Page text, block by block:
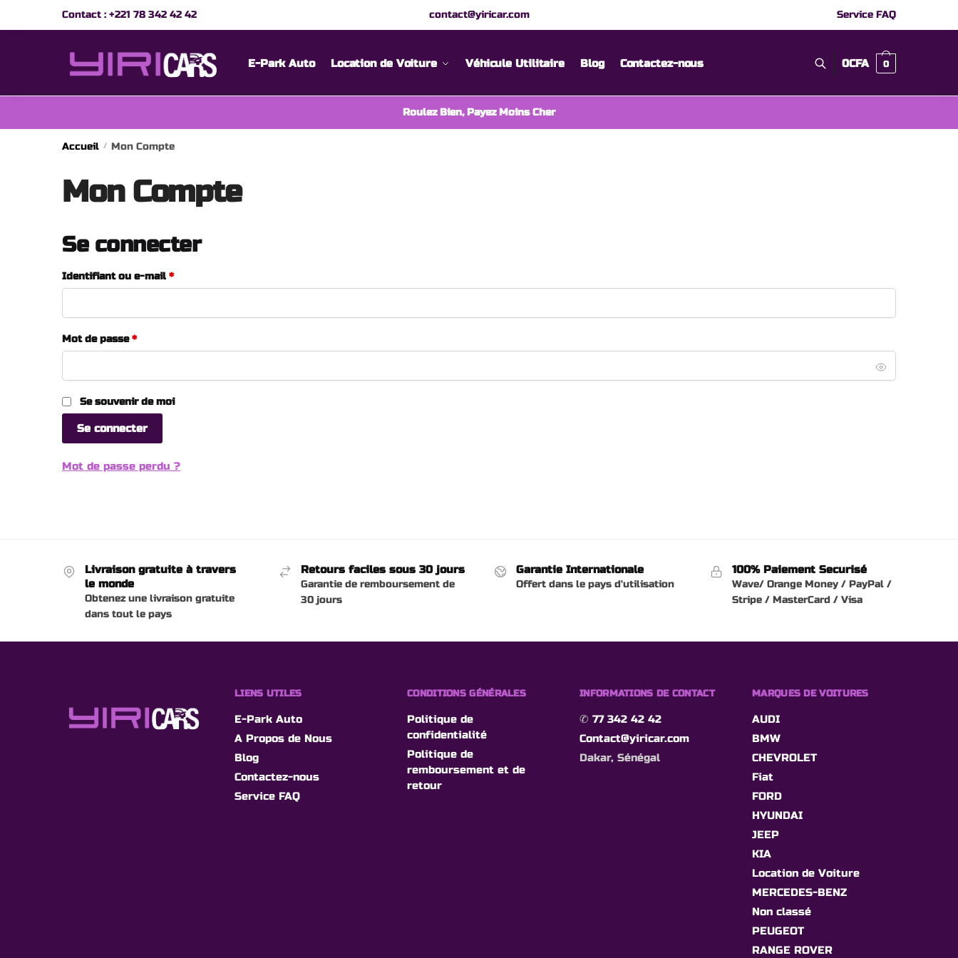
Contact : +221 78 342 42 42 contact@yiricar.com Service FAQ
E-Park Auto Location de Voiture Véhicule Utilitaire Blog Contactez-nous 0CFA 0
Roulez Bien, Payez Moins Cher
Accueil / Mon Compte
Mon Compte
Se connecter
Identifiant ou e-mail *Obligatoire
Mot de passe*Obligatoire
Se souvenir de moi
Se connecter
Mot de passe perdu ?
Livraison gratuite à travers
le monde
Obtenez une livraison gratuite
dans tout le pays
Retours faciles sous 30 jours
Garantie de remboursement de
30 jours
Garantie Internationale
Offert dans le pays d'utilisation
100% Paiement Securisé
Wave/ Orange Money / PayPal /
Stripe / MasterCard / Visa
LIENS UTILES
E-Park Auto
A Propos de Nous
Blog
Contactez-nous
Service FAQ
CONDITIONS GÉNÉRALES
Politique de
confidentialité
Politique de
remboursement et de
retour
INFORMATIONS DE CONTACT
✆ 77 342 42 42
Contact@yiricar.com
Dakar, Sénégal
MARQUES DE VOITURES
AUDI
BMW
CHEVROLET
Fiat
FORD
HYUNDAI
JEEP
KIA
Location de Voiture
MERCEDES-BENZ
Non classé
PEUGEOT
RANGE ROVER